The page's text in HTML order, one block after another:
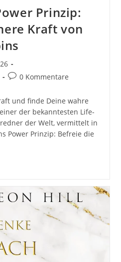
Prinzip:
Kraft von
Beitrags-
0 Kommentare
und finde Deine wahre
der bekanntesten Life-
der Welt, vermittelt in
Power Prinzip: Befreie die